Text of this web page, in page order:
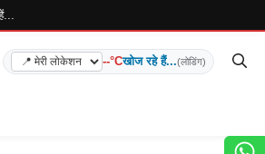
--°Cखोज रहे हैं...(लोडिंग)